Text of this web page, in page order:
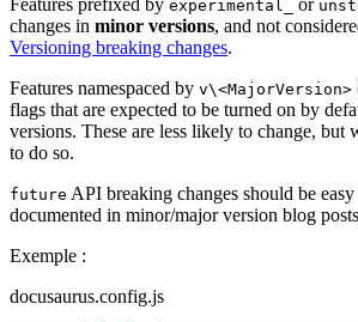
Features prefixed by experimental_ or
changes in minor versions, and not
Versioning breaking changes.
Features namespaced by v\<MajorVersion>
flags that are expected to be turned on by
versions. These are less likely to change, but
to do so.
future API breaking changes should be
documented in minor/major version blog
Exemple :
docusaurus.config.js